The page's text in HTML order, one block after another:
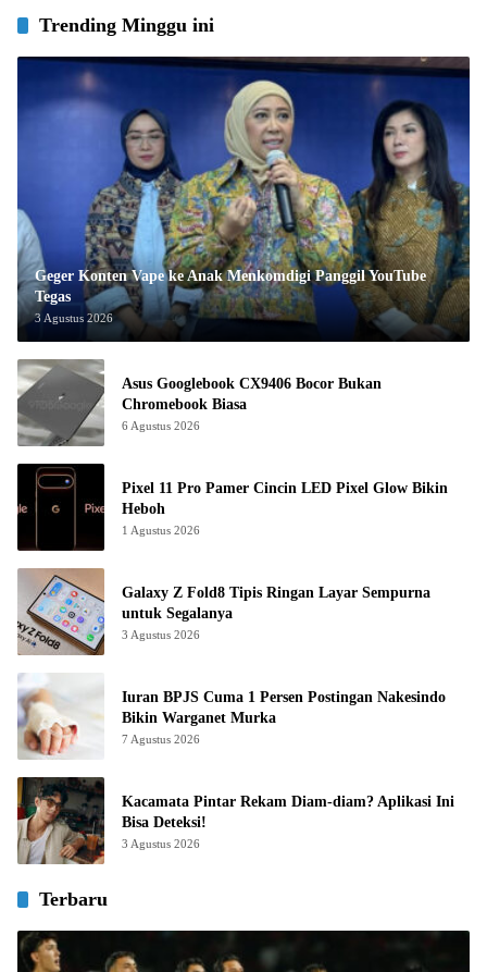
Trending Minggu ini
Geger Konten Vape ke Anak Menkomdigi Panggil YouTube
Tegas
3 Agustus 2026
Asus Googlebook CX9406 Bocor Bukan
Chromebook Biasa
6 Agustus 2026
Pixel 11 Pro Pamer Cincin LED Pixel Glow Bikin
Heboh
1 Agustus 2026
Galaxy Z Fold8 Tipis Ringan Layar Sempurna
untuk Segalanya
3 Agustus 2026
Iuran BPJS Cuma 1 Persen Postingan Nakesindo
Bikin Warganet Murka
7 Agustus 2026
Kacamata Pintar Rekam Diam-diam? Aplikasi Ini
Bisa Deteksi!
3 Agustus 2026
Terbaru